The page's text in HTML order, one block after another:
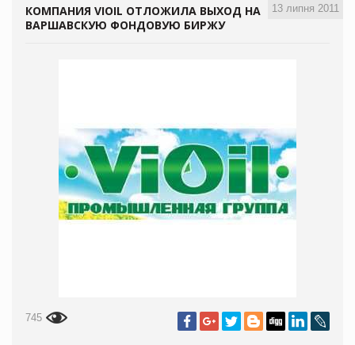
13 липня 2011
КОМПАНИЯ VIOIL ОТЛОЖИЛА ВЫХОД НА
ВАРШАВСКУЮ ФОНДОВУЮ БИРЖУ
745